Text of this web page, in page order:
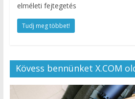
elméleti fejtegetés
Tudj meg többet!
Kövess bennünket X.COM